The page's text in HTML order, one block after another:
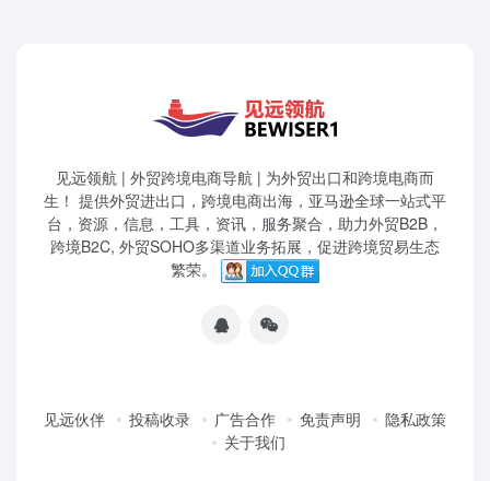
见远领航 | 外贸跨境电商导航 | 为外贸出口和跨境电商而
生！ 提供外贸进出口，跨境电商出海，亚马逊全球一站式平
台，资源，信息，工具，资讯，服务聚合，助力外贸B2B，
跨境B2C, 外贸SOHO多渠道业务拓展，促进跨境贸易生态
繁荣。
见远伙伴 投稿收录 广告合作 免责声明
隐私政策
关于我们